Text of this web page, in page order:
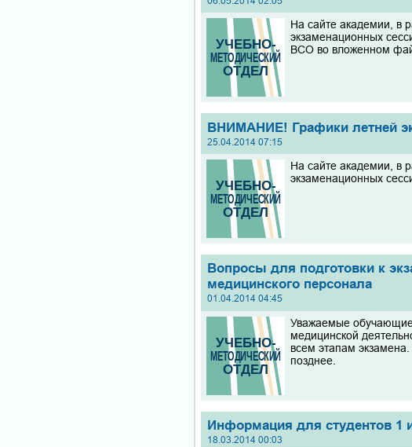
На сайте академии, в
экзаменационных
ВСО во вложенном
ВНИМАНИЕ! Графики летней
25.04.2014 07:15
На сайте академии, в
экзаменационных
Вопросы для подготовки к
медицинского персонала
01.04.2014 04:45
Уважаемые
медицинской
всем этапам
позднее.
Информация для студентов 1
18.03.2014 00:03